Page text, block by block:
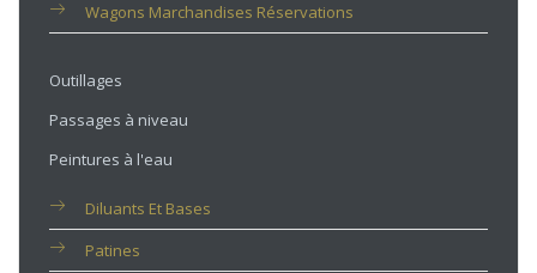
Wagons Marchandises Réservations
Outillages
Passages à niveau
Peintures à l'eau
Diluants Et Bases
Patines